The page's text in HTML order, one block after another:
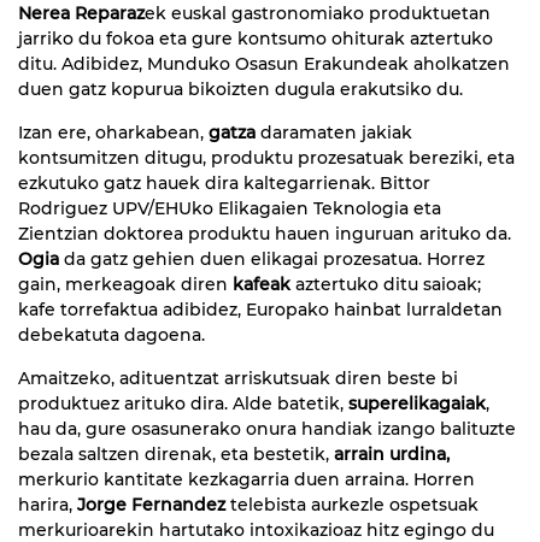
Nerea Reparazek euskal gastronomiako produktuetan
jarriko du fokoa eta gure kontsumo ohiturak aztertuko
ditu. Adibidez, Munduko Osasun Erakundeak aholkatzen
duen gatz kopurua bikoizten dugula erakutsiko du.
Izan ere, oharkabean, gatza daramaten jakiak
kontsumitzen ditugu, produktu prozesatuak bereziki, eta
ezkutuko gatz hauek dira kaltegarrienak. Bittor
Rodriguez UPV/EHUko Elikagaien Teknologia eta
Zientzian doktorea produktu hauen inguruan arituko da.
Ogia da gatz gehien duen elikagai prozesatua. Horrez
gain, merkeagoak diren kafeakaztertuko ditu saioak;
kafe torrefaktua adibidez, Europako hainbat lurraldetan
debekatuta dagoena.
Amaitzeko, adituentzat arriskutsuak diren beste bi
produktuez arituko dira. Alde batetik, superelikagaiak,
hau da, gure osasunerako onura handiak izango balituzte
bezala saltzen direnak, eta bestetik, arrain urdina,
merkurio kantitate kezkagarria duen arraina. Horren
harira, Jorge Fernandeztelebista aurkezle ospetsuak
merkurioarekin hartutako intoxikazioaz hitz egingo du